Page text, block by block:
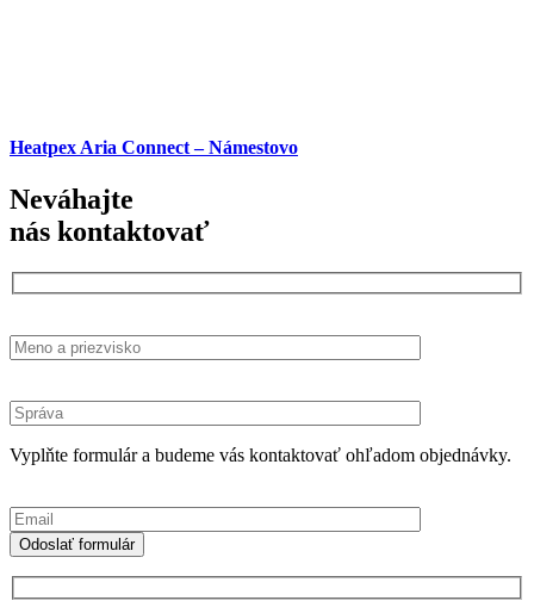
Heatpex Aria Connect – Námestovo
Neváhajte
nás kontaktovať
Vyplňte formulár a budeme vás kontaktovať ohľadom objednávky.